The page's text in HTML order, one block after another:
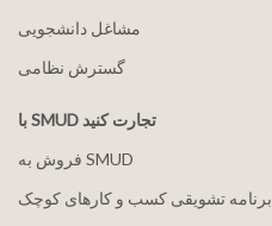
مشاغل دانشجویی
گسترش نظامی
با SMUD تجارت کنید
فروش به SMUD
برنامه تشویقی کسب و کارهای کوچک